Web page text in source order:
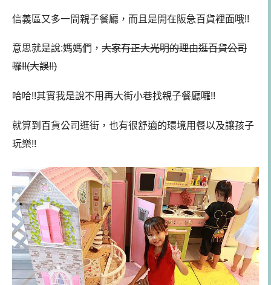
信義區又多一間親子餐廳，而且是開在阪急百貨裡面哦!!
意思就是說:媽媽們， 大家有正大光明的理由逛百貨公司
囉!!(大誤!!)
哈哈!!其實我是說不用再大街小巷找親子餐廳囉!!
就算到百貨公司逛街，也有很舒適的環境用餐以及讓孩子
玩樂!!